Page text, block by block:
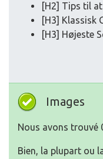
[H2] Tips til
[H3] Klassisk
[H3] Højeste
Images
Nous avons trouvé
Bien, la plupart ou